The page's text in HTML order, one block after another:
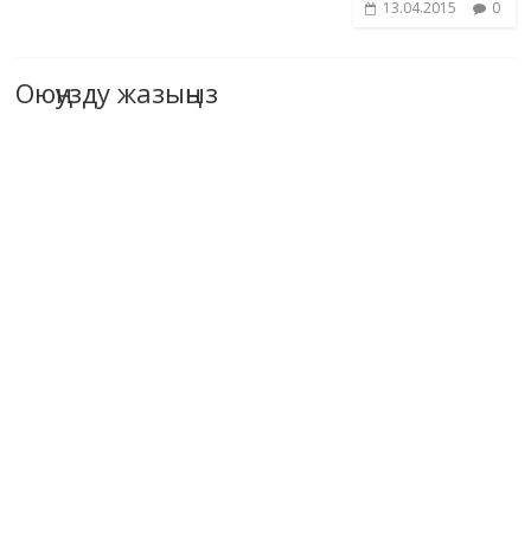
13.04.2015 0
Оюңузду жазыңыз